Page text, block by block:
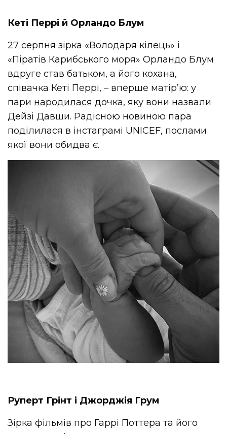
Кеті Перрі й Орландо Блум
27 серпня зірка «Володаря кілець» і
«Піратів Карибського моря» Орландо Блум
вдруге став батьком, а його кохана,
співачка Кеті Перрі, – вперше матір’ю: у
пари народилася дочка, яку вони назвали
Дейзі Давши. Радісною новиною пара
поділилася в інстаграмі UNICEF, послами
якої вони обидва є.
Руперт Грінт і Джорджія Грум
Зірка фільмів про Гаррі Поттера та його